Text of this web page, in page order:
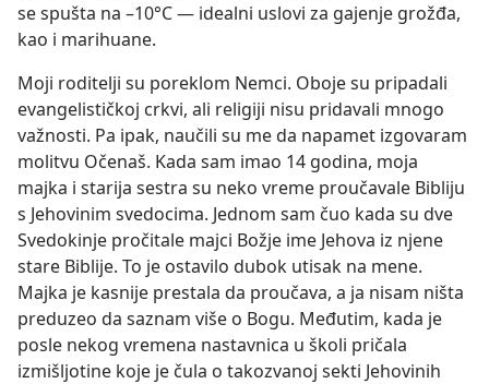
se spušta na –10°C — idealni uslovi za gajenje grožđa,
kao i marihuane.
Moji roditelji su poreklom Nemci. Oboje su pripadali
evangelističkoj crkvi, ali religiji nisu pridavali mnogo
važnosti. Pa ipak, naučili su me da napamet izgovaram
molitvu Očenaš. Kada sam imao 14 godina, moja
majka i starija sestra su neko vreme proučavale Bibliju
s Jehovinim svedocima. Jednom sam čuo kada su dve
Svedokinje pročitale majci Božje ime Jehova iz njene
stare Biblije. To je ostavilo dubok utisak na mene.
Majka je kasnije prestala da proučava, a ja nisam ništa
preduzeo da saznam više o Bogu. Međutim, kada je
posle nekog vremena nastavnica u školi pričala
izmišljotine koje je čula o takozvanoj sekti Jehovinih